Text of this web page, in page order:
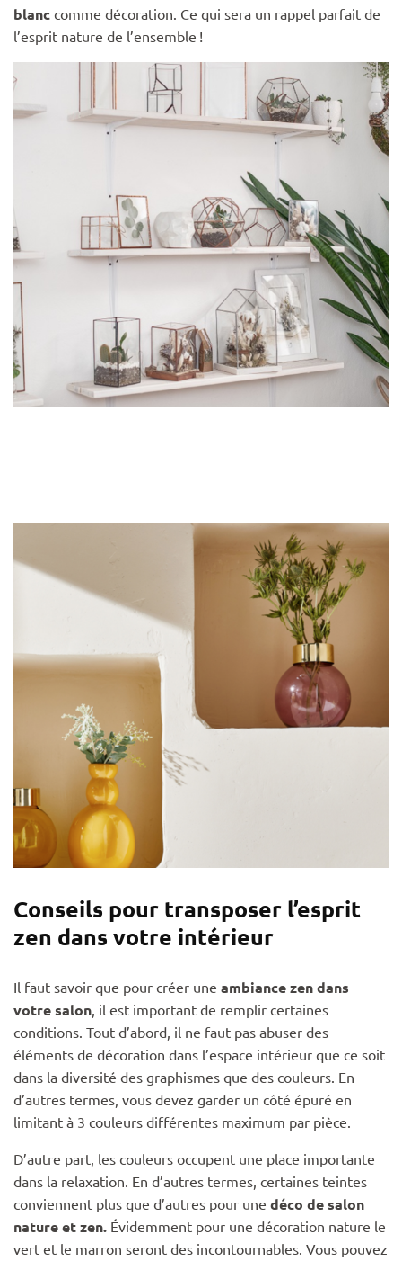
blanc comme décoration. Ce qui sera un rappel parfait de
l’esprit nature de l’ensemble !
Conseils pour transposer l’esprit
zen dans votre intérieur
Il faut savoir que pour créer une ambiance zen dans
votre salon, il est important de remplir certaines
conditions. Tout d’abord, il ne faut pas abuser des
éléments de décoration dans l’espace intérieur que ce soit
dans la diversité des graphismes que des couleurs. En
d’autres termes, vous devez garder un côté épuré en
limitant à 3 couleurs différentes maximum par pièce.
D’autre part, les couleurs occupent une place importante
dans la relaxation. En d’autres termes, certaines teintes
conviennent plus que d’autres pour une déco de salon
nature et zen. Évidemment pour une décoration nature le
vert et le marron seront des incontournables. Vous pouvez